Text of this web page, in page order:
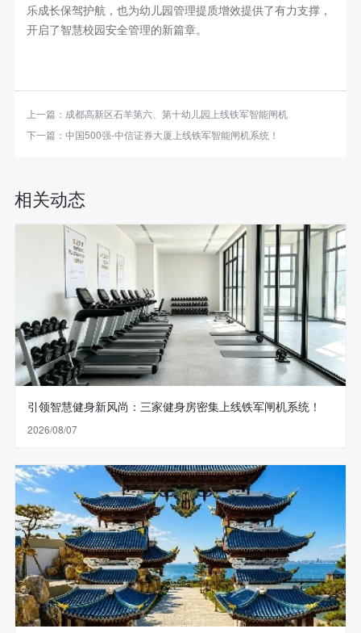
乐成长保驾护航，也为幼儿园管理提质增效提供了有力支撑，
开启了智慧校园安全管理的新篇章。
上一篇： 成都高新区石羊第六、第十幼儿园上线铁军智能闸机
下一篇： 中国500强-中信证券大厦上线铁军智能闸机系统！
相关动态
引领智慧健身新风尚：三家健身房密集上线铁军闸机系统！
2026/08/07